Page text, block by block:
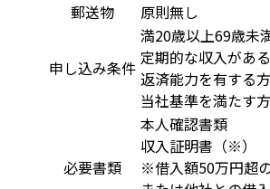
郵送物
原則無し
申し込み条件
満20歳以上69歳未
定期的な収入があ
返済能力を有する方
当社基準を満たす方
必要書類
本人確認書類
収入証明書（※）
※借入額50万円超